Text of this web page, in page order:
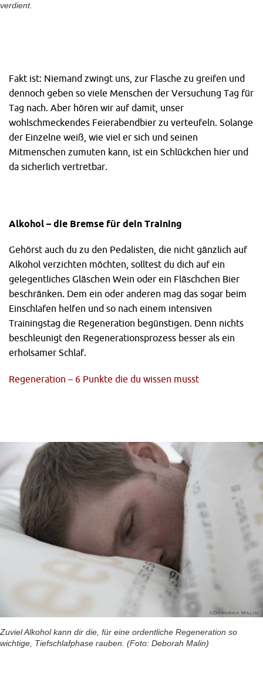
verdient.
Fakt ist: Niemand zwingt uns, zur Flasche zu greifen und
dennoch geben so viele Menschen der Versuchung Tag für
Tag nach. Aber hören wir auf damit, unser
wohlschmeckendes Feierabendbier zu verteufeln. Solange
der Einzelne weiß, wie viel er sich und seinen
Mitmenschen zumuten kann, ist ein Schlückchen hier und
da sicherlich vertretbar.
Alkohol – die Bremse für dein Training
Gehörst auch du zu den Pedalisten, die nicht gänzlich auf
Alkohol verzichten möchten, solltest du dich auf ein
gelegentliches Gläschen Wein oder ein Fläschchen Bier
beschränken. Dem ein oder anderen mag das sogar beim
Einschlafen helfen und so nach einem intensiven
Trainingstag die Regeneration begünstigen. Denn nichts
beschleunigt den Regenerationsprozess besser als ein
erholsamer Schlaf.
Regeneration – 6 Punkte die du wissen musst
Zuviel Alkohol kann dir die, für eine ordentliche Regeneration so
wichtige, Tiefschlafphase rauben. (Foto: Deborah Malin)